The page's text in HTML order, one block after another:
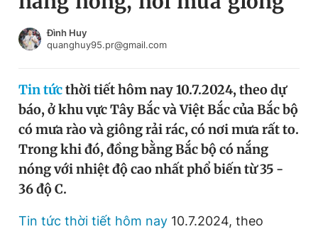
Chuyên mục khác
Chào ngày mới
Video Magazine
Sản phẩm khác
Tiện ích
Tin đã xem
Đăng xuất
Đình Huy
quanghuy95.pr@gmail.com
Tin tứcthời tiết hôm nay 10.7.2024, theo dự
báo, ở khu vực Tây Bắc và Việt Bắc của Bắc bộ
có mưa rào và giông rải rác, có nơi mưa rất to.
Trong khi đó, đồng bằng Bắc bộ có nắng
nóng với nhiệt độ cao nhất phổ biến từ 35 -
36 độ C.
Tin tức thời tiết hôm nay 10.7.2024, theo